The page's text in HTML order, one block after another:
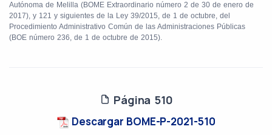
Autónoma de Melilla (BOME Extraordinario número 2 de 30 de enero de
2017), y 121 y siguientes de la Ley 39/2015, de 1 de octubre, del
Procedimiento Administrativo Común de las Administraciones Públicas
(BOE número 236, de 1 de octubre de 2015).
Página 510
Descargar BOME-P-2021-510